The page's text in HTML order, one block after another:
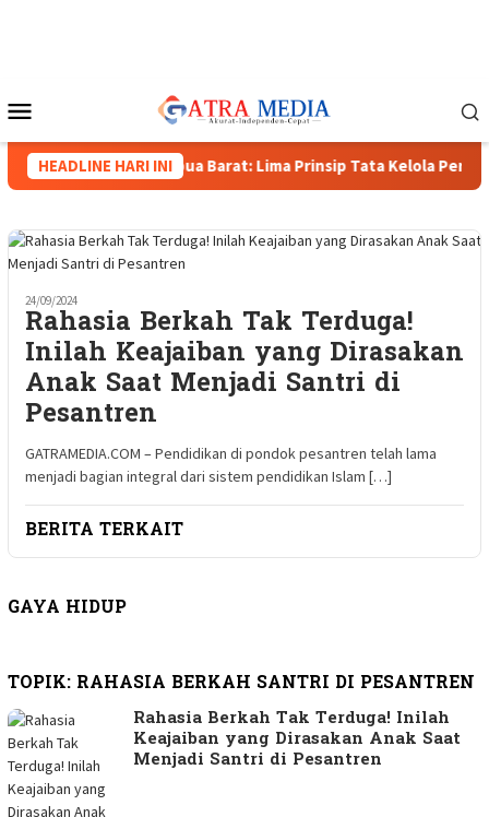
Mobile
HEADLINE HARI INI
Wakapolda Papua Barat: Lima Prinsip Tata Kelola
24/09/2024
Rahasia Berkah Tak Terduga!
Inilah Keajaiban yang Dirasakan
Anak Saat Menjadi Santri di
Pesantren
GATRAMEDIA.COM – Pendidikan di pondok pesantren telah lama
menjadi bagian integral dari sistem pendidikan Islam […]
BERITA TERKAIT
GAYA HIDUP
TOPIK: RAHASIA BERKAH SANTRI DI PESANTREN
Rahasia Berkah Tak Terduga! Inilah
Keajaiban yang Dirasakan Anak Saat
Menjadi Santri di Pesantren